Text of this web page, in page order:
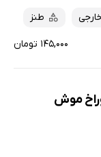
طنز
۱۴۵,۰۰۰ تومان
موش